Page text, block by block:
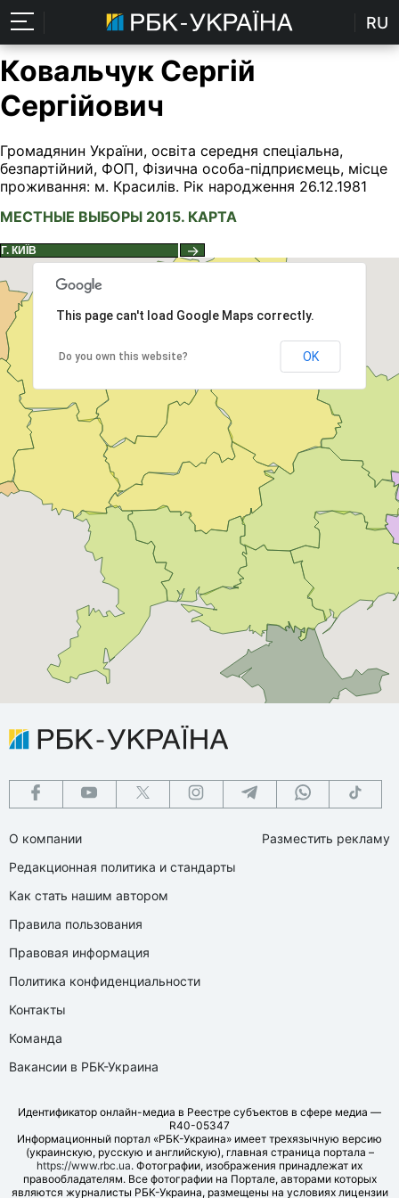
RU
Ковальчук Сергій
Сергійович
Громадянин України, освіта середня спеціальна,
безпартійний, ФОП, Фізична особа-підприємець, місце
проживання: м. Красилів. Рік народження 26.12.1981
МЕСТНЫЕ ВЫБОРЫ 2015. КАРТА
→
This page can't load Google Maps correctly.
Do you own this website? OK
О компании
Редакционная политика и стандарты
Как стать нашим автором
Правила пользования
Правовая информация
Политика конфиденциальности
Контакты
Команда
Вакансии в РБК-Украина
Разместить рекламу
Идентификатор онлайн-медиа в Реестре субъектов в сфере медиа —
R40-05347
Информационный портал «РБК-Украина» имеет трехязычную версию
(украинскую, русскую и английскую), главная страница портала –
https://www.rbc.ua. Фотографии, изображения принадлежат их
правообладателям. Все фотографии на Портале, авторами которых
являются журналисты РБК-Украина, размещены на условиях лицензии